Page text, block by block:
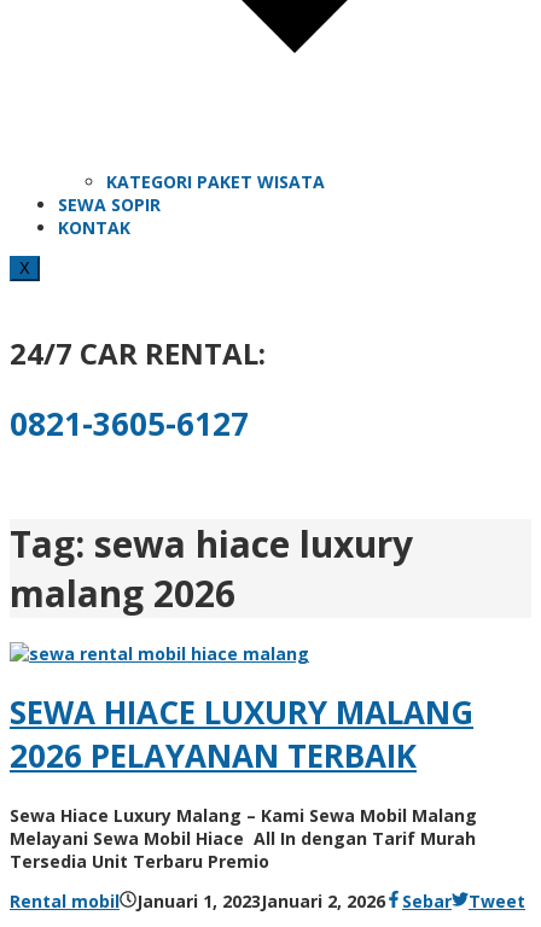
KATEGORI PAKET WISATA
SEWA SOPIR
KONTAK
X
24/7 CAR RENTAL:
0821-3605-6127
Tag: sewa hiace luxury
malang 2026
SEWA HIACE LUXURY MALANG
2026 PELAYANAN TERBAIK
Sewa Hiace Luxury Malang – Kami Sewa Mobil Malang
Melayani Sewa Mobil Hiace All In dengan Tarif Murah
Tersedia Unit Terbaru Premio
Rental mobil
Januari 1, 2023Januari 2, 2026 Sebar
Tweet